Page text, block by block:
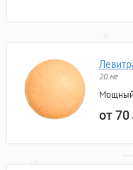
20 мг
Мощный
от 70